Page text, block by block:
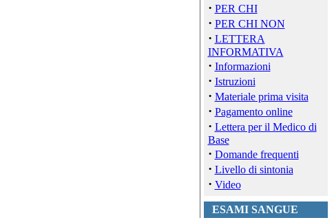
· PER CHI
· PER CHI NON
· LETTERA
INFORMATIVA
· Informazioni
· Istruzioni
· Materiale prima visita
· Pagamento online
· Lettera per il Medico di
Base
· Domande frequenti
· Livello di sintonia
· Video
ESAMI SANGUE